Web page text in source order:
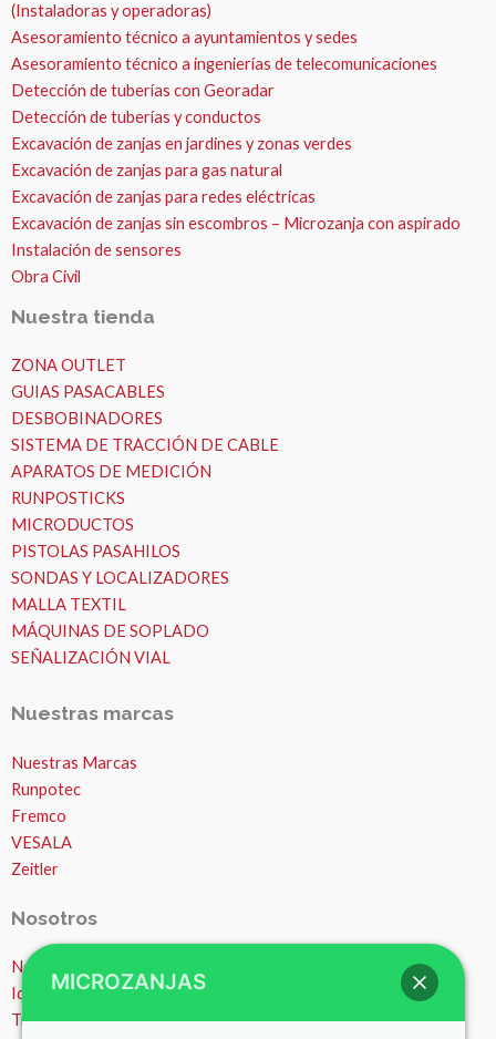
(Instaladoras y operadoras)
Asesoramiento técnico a ayuntamientos y sedes
Asesoramiento técnico a ingenierías de telecomunicaciones
Detección de tuberías con Georadar
Detección de tuberías y conductos
Excavación de zanjas en jardines y zonas verdes
Excavación de zanjas para gas natural
Excavación de zanjas para redes eléctricas
Excavación de zanjas sin escombros – Microzanja con aspirado
Instalación de sensores
Obra Civil
Nuestra tienda
ZONA OUTLET
GUIAS PASACABLES
DESBOBINADORES
SISTEMA DE TRACCIÓN DE CABLE
APARATOS DE MEDICIÓN
RUNPOSTICKS
MICRODUCTOS
PISTOLAS PASAHILOS
SONDAS Y LOCALIZADORES
MALLA TEXTIL
MÁQUINAS DE SOPLADO
SEÑALIZACIÓN VIAL
Nuestras marcas
Nuestras Marcas
Runpotec
Fremco
VESALA
Zeitler
Nosotros
Nosotros
Ideas y consejos
Trabajos